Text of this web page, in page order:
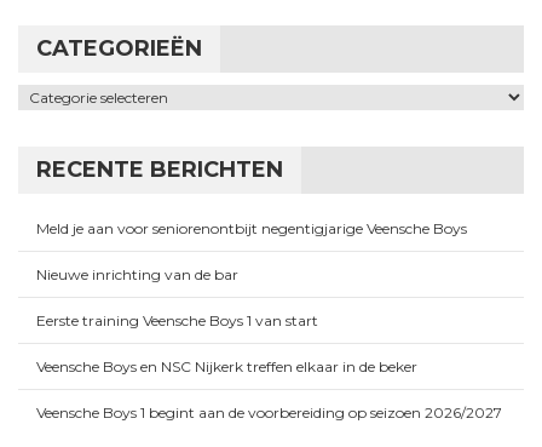
CATEGORIEËN
Categorieën
RECENTE BERICHTEN
Meld je aan voor seniorenontbijt negentigjarige Veensche Boys
Nieuwe inrichting van de bar
Eerste training Veensche Boys 1 van start
Veensche Boys en NSC Nijkerk treffen elkaar in de beker
Veensche Boys 1 begint aan de voorbereiding op seizoen 2026/2027